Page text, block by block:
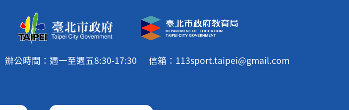
辦公時間：週一至週五8:30-17:30
信箱：113sport.taipei@gmail.com